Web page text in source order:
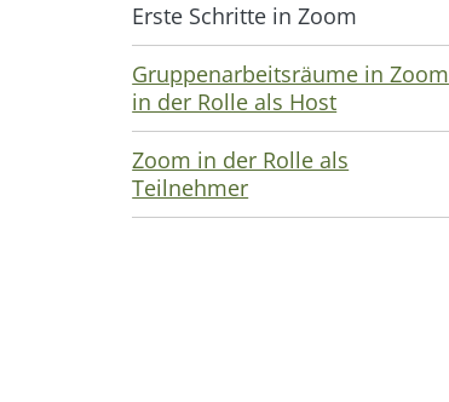
Erste Schritte in Zoom
Gruppenarbeitsräume in Zoom
in der Rolle als Host
Zoom in der Rolle als
Teilnehmer